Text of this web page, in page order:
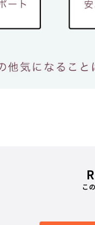
こ